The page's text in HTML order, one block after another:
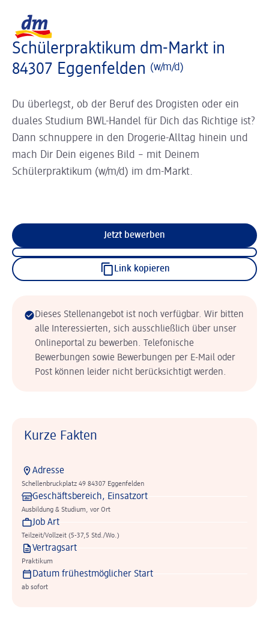
Schülerpraktikum dm-Markt in
84307 Eggenfelden (w/m/d)
Du überlegst, ob der Beruf des Drogisten oder ein
duales Studium BWL-Handel für Dich das Richtige ist?
Dann schnuppere in den Drogerie-Alltag hinein und
mach Dir Dein eigenes Bild – mit Deinem
Schülerpraktikum (w/m/d) im dm-Markt.
Jetzt bewerben
Link kopieren
Dieses Stellenangebot ist noch verfügbar. Wir bitten
alle Interessierten, sich ausschließlich über unser
Onlineportal zu bewerben. Telefonische
Bewerbungen sowie Bewerbungen per E-Mail oder
Post können leider nicht berücksichtigt werden.
Kurze Fakten
Adresse
Schellenbruckplatz 49 84307 Eggenfelden
Geschäftsbereich, Einsatzort
Ausbildung & Studium, vor Ort
Job Art
Teilzeit/Vollzeit (5-37,5 Std./Wo.)
Vertragsart
Praktikum
Datum frühestmöglicher Start
ab sofort